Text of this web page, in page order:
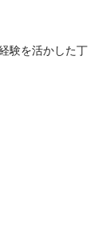
験を活かした丁